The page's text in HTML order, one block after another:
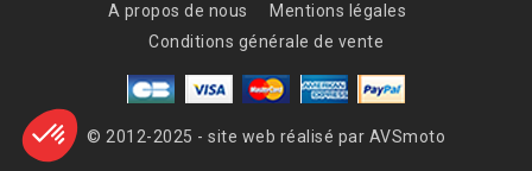
A propos de nous
Mentions légales
Conditions générale de vente
© 2012-2025 - site web réalisé par AVSmoto